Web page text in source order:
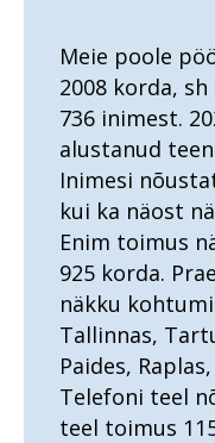
Meie poole
2008 korda,
736 inimest.
alustanud
Inimesi
kui ka näost
Enim toimus
925 korda.
näkku
Tallinnas,
Paides,
Telefoni teel
teel toimus